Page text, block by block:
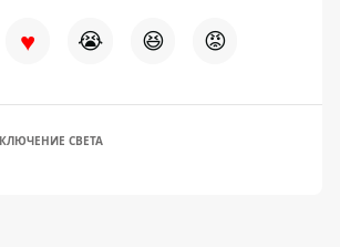
♥ 😭 😆 😡
СВЕТА